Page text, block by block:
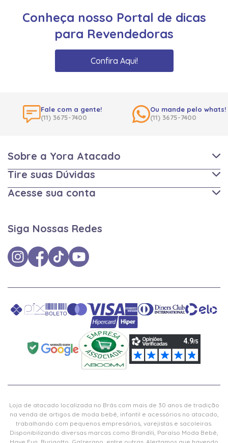
Conheça nosso Portal de dicas
para Revendedoras
Confira Aqui!
Fale com a gente!
(11) 3675-7400
Ou mande pelo whats!
(11) 3675-7400
Sobre a Yora Atacado
Tire suas Dúvidas
Acesse sua conta
Siga Nossas Redes
Loja de atacado localizada no Brás com mais de 30 anos de tradição
na venda de artigos de moda bebê, infantil e acessórios no atacado,
trabalhando com pequenos empresários, varejistas e sacoleiras.
Disponibilizando diversas marcas como Brandili, Paraíso Moda Bebê,